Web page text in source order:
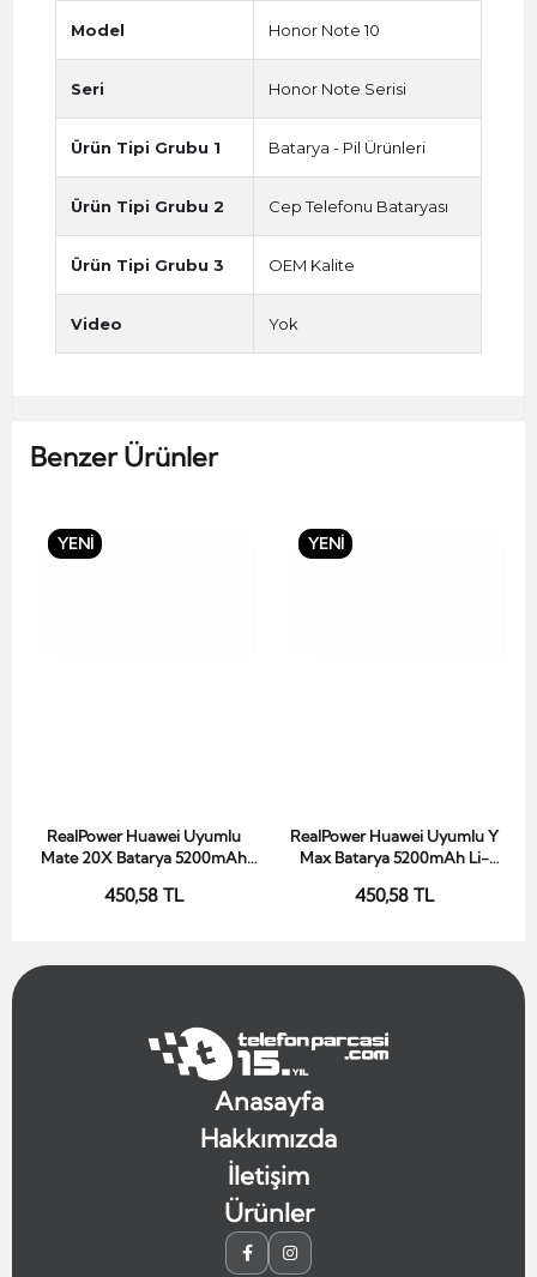
Model Honor Note 10
Seri Honor Note Serisi
Ürün Tipi Grubu 1 Batarya - Pil Ürünleri
Ürün Tipi Grubu 2 Cep Telefonu Bataryası
Ürün Tipi Grubu 3 OEM Kalite
Video Yok
Benzer Ürünler
YENİ
Sepete Ekle
RealPower Huawei Uyumlu
Mate 20X Batarya 5200mAh
450,58 TL
YENİ
Sepete Ekle
RealPower Huawei Uyumlu Y
Max Batarya 5200mAh Li-
450,58 TL
Anasayfa
Hakkımızda
İletişim
Ürünler